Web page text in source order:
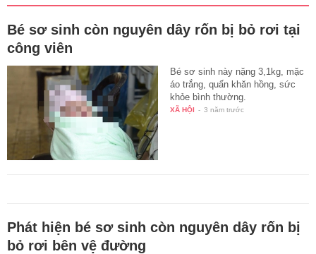
Bé sơ sinh còn nguyên dây rốn bị bỏ rơi tại
công viên
Bé sơ sinh này nặng 3,1kg, mặc
áo trắng, quấn khăn hồng, sức
khỏe bình thường.
XÃ HỘI - 3 năm trước
Phát hiện bé sơ sinh còn nguyên dây rốn bị
bỏ rơi bên vệ đường